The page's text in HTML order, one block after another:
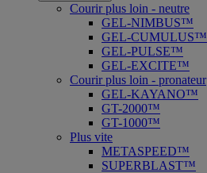
Courir plus loin - neutre
GEL-NIMBUS™
GEL-CUMULUS™
GEL-PULSE™
GEL-EXCITE™
Courir plus loin - pronateur
GEL-KAYANO™
GT-2000™
GT-1000™
Plus vite
METASPEED™
SUPERBLAST™